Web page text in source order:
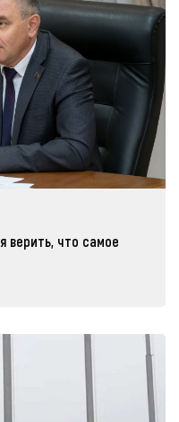
верить, что самое